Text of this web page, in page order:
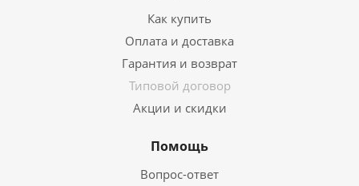
Как купить
Оплата и доставка
Гарантия и возврат
Типовой договор
Акции и скидки
Помощь
Вопрос-ответ